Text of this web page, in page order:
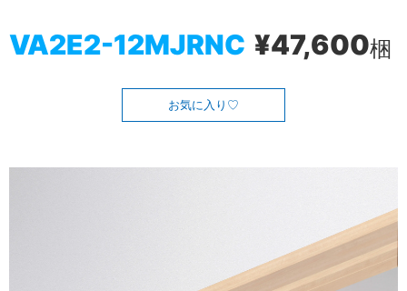
VA2E2-12MJRNC ¥47,600梱
お気に入り